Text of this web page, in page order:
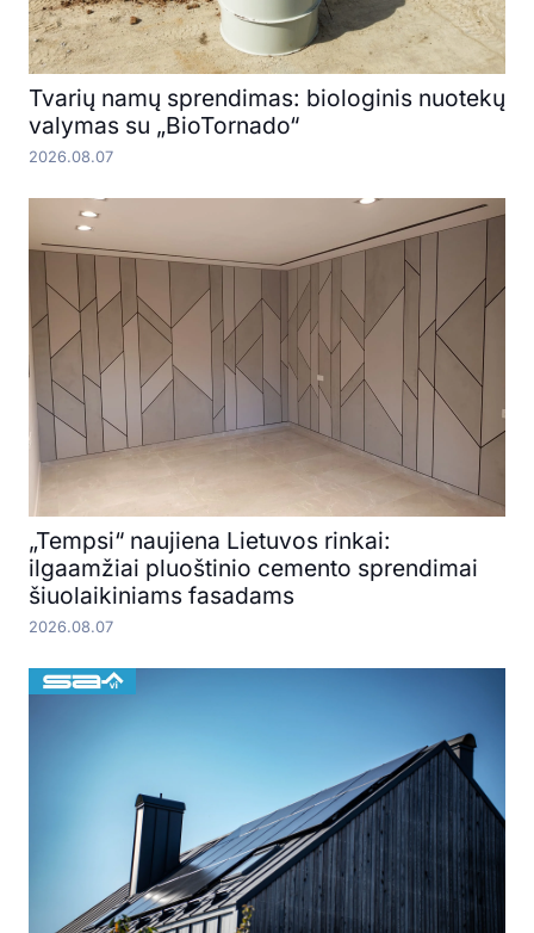
Tvarių namų sprendimas: biologinis nuotekų
valymas su „BioTornado“
2026.08.07
„Tempsi“ naujiena Lietuvos rinkai:
ilgaamžiai pluoštinio cemento sprendimai
šiuolaikiniams fasadams
2026.08.07